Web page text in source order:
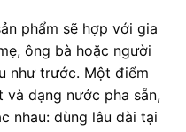
phẩm sẽ hợp với gia
ông bà hoặc người
như trước. Một điểm
dạng nước pha sẵn,
nhau: dùng lâu dài tại